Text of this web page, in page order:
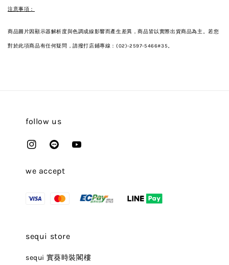
注意事項：
商品圖片因顯示器解析度與色調成線影響而產生差異，商品皆以實際出貨商品為主。若您
對於此項商品有任何疑問，請撥打店鋪專線：(02)-2597-5466#35。
follow us
we accept
sequi store
sequi 實葵時裝閣樓